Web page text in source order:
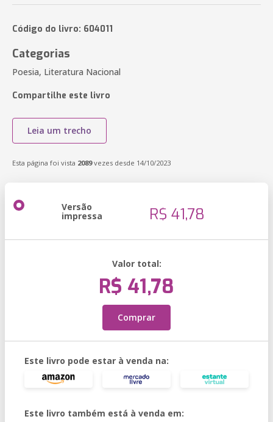
Código do livro: 604011
Categorias
Poesia, Literatura Nacional
Compartilhe este livro
Leia um trecho
Esta página foi vista 2089vezes desde 14/10/2023
Versão
impressa R$ 41,78
Valor total:
R$ 41,78
Comprar
Este livro pode estar à venda na:
Este livro também está à venda em: